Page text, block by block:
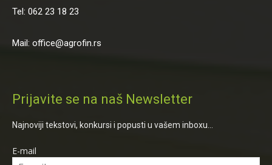
Tel: 062 23 18 23
Mail: office@agrofin.rs
Prijavite se na naš Newsletter
Najnoviji tekstovi, konkursi i popusti u vašem inboxu...
E-mail